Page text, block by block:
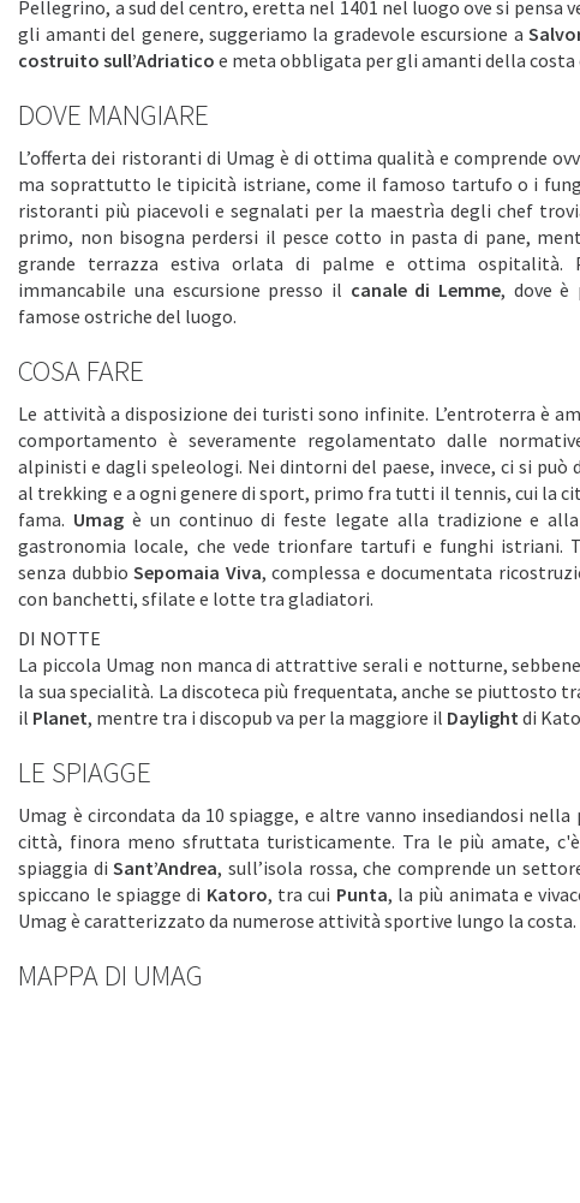
Pellegrino, a sud del centro, eretta nel 1401 nel luogo ove si pensa
gli amanti del genere, suggeriamo la gradevole escursione a
costruito sull’Adriatico e meta obbligata per gli amanti della costa
DOVE MANGIARE
L’offerta dei ristoranti di Umag è di ottima qualità e comprende
ma soprattutto le tipicità istriane, come il famoso tartufo o i
ristoranti più piacevoli e segnalati per la maestrìa degli chef
primo, non bisogna perdersi il pesce cotto in pasta di pane,
grande terrazza estiva orlata di palme e ottima ospitalità.
immancabile una escursione presso il canale di Lemme, dove è
famose ostriche del luogo.
COSA FARE
Le attività a disposizione dei turisti sono infinite. L’entroterra è
comportamento è severamente regolamentato dalle
alpinisti e dagli speleologi. Nei dintorni del paese, invece, ci si può
al trekking e a ogni genere di sport, primo fra tutti il tennis, cui la
fama. Umag è un continuo di feste legate alla tradizione e
gastronomia locale, che vede trionfare tartufi e funghi istriani.
senza dubbioSepomaia Viva, complessa e documentata
con banchetti, sfilate e lotte tra gladiatori.
DI NOTTE
La piccola Umag non manca di attrattive serali e notturne,
la sua specialità. La discoteca più frequentata, anche se piuttosto
il Planet, mentre tra i discopub va per la maggiore il Daylight di
LE SPIAGGE
Umag è circondata da 10 spiagge, e altre vanno insediandosi
città, finora meno sfruttata turisticamente. Tra le più amate,
spiaggia diSant’Andrea, sull’isola rossa, che comprende un
spiccano le spiagge di Katoro, tra cui Punta, la più animata e
Umag è caratterizzato da numerose attività sportive lungo la costa.
MAPPA DI UMAG